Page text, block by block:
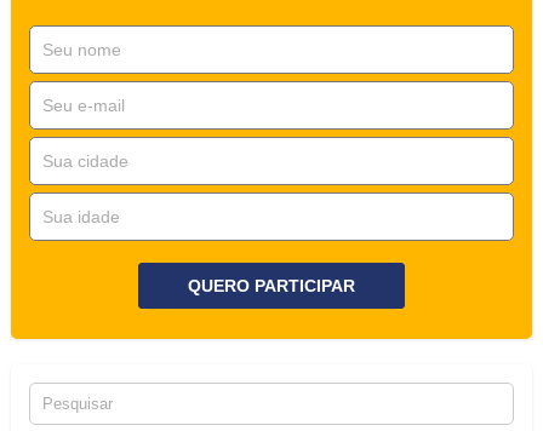
QUERO PARTICIPAR